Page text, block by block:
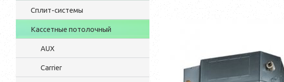
Сплит-системы
Кассетные потолочный
AUX
Carrier